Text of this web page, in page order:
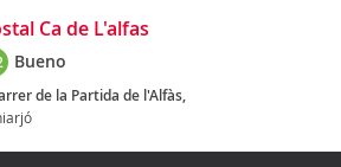
Ca de L'alfas
Bueno
de la Partida de l'Alfàs,